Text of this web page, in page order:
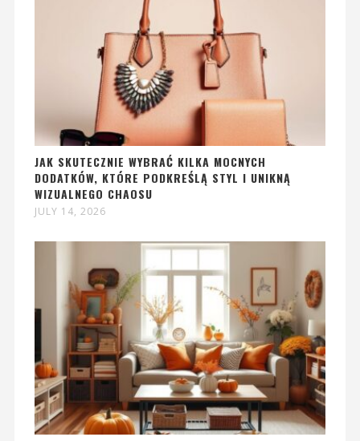
JAK SKUTECZNIE WYBRAĆ KILKA MOCNYCH
DODATKÓW, KTÓRE PODKREŚLĄ STYL I UNIKNĄ
WIZUALNEGO CHAOSU
JULY 14, 2026